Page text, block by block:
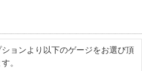
ョンより以下のゲージをお選び頂
。